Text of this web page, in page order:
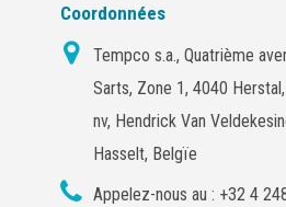
Coordonnées
Tempco s.a., Quatrième
Sarts, Zone 1, 4040
nv, Hendrick Van
Hasselt, Belgïe
Appelez-nous au : +32 4